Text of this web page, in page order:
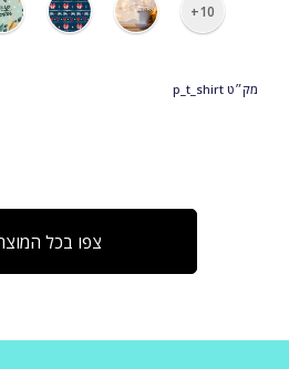
10+
מק״טp_t_shirt
צפו בכל